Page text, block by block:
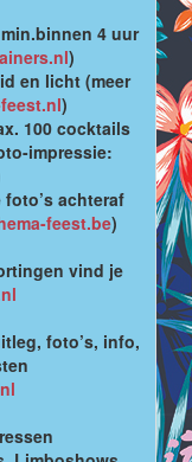
4 uur
)
en licht (meer
)
100 cocktails
impressie:
achteraf
feest.be)
vind je
foto’s, info,